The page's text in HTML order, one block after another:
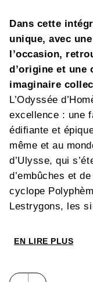
Dans cette
unique, avec
l’occasion,
d’origine et
imaginaire
L’Odyssée
excellence : une
édifiante et
même et au
d’Ulysse, qui
d’embûches et
cyclope
Lestrygons, les
thèmes
EN LIRE PLUS